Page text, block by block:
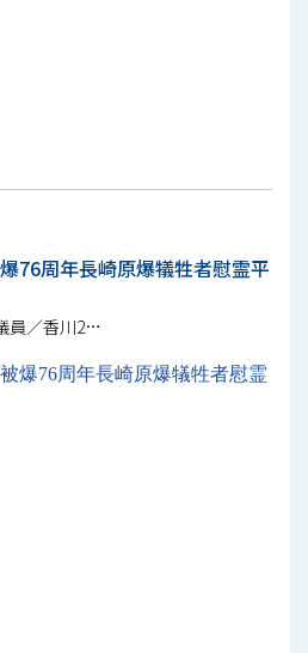
76周年長崎原爆犠牲者慰霊平
員／香川2…